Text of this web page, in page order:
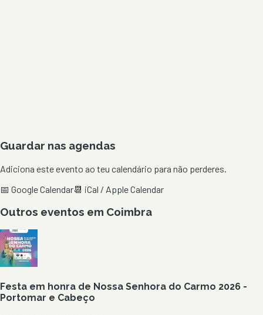
Guardar nas agendas
Adiciona este evento ao teu calendário para não perderes.
📅 Google Calendar📆 iCal / Apple Calendar
Outros eventos em Coimbra
Festa em honra de Nossa Senhora do Carmo 2026 -
Portomar e Cabeço